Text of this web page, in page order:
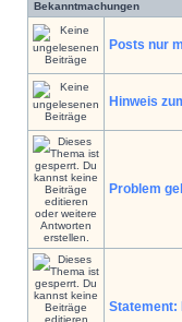
Bekanntmachungen
Posts nur
Hinweis
Problem
Statement: